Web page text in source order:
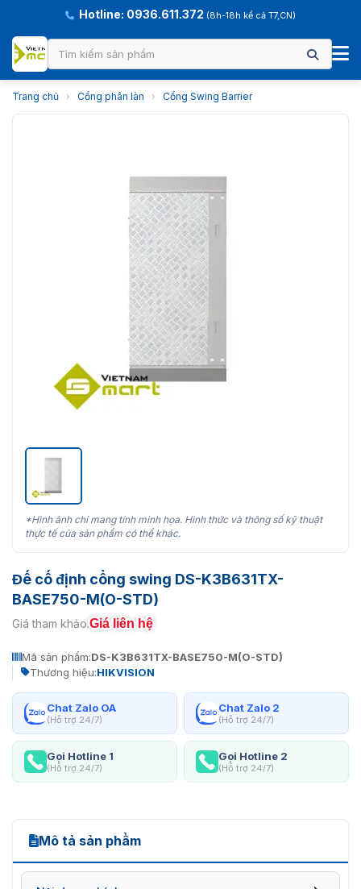
Hotline: 0936.611.372 (8h-18h kể cả T7,CN)
Trang chủ › Cổng phân làn › Cổng Swing Barrier
*Hình ảnh chỉ mang tính minh họa. Hình thức và thông số kỹ thuật
thực tế của sản phẩm có thể khác.
Đế cố định cổng swing DS-K3B631TX-
BASE750-M(O-STD)
Giá tham khảo:Giá liên hệ
Mã sản phẩm:DS-K3B631TX-BASE750-M(O-STD)
Thương hiệu:HIKVISION
Chat Zalo OA
(Hỗ trợ 24/7)
Chat Zalo 2
(Hỗ trợ 24/7)
Gọi Hotline 1
(Hỗ trợ 24/7)
Gọi Hotline 2
(Hỗ trợ 24/7)
Mô tả sản phẩm